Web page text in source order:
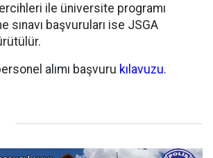
ile üniversite programı
sınavı başvuruları ise JSGA
alımı başvuru kılavuzu.